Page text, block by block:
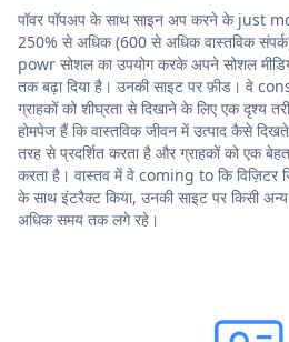
पॉवर पॉपअप के साथ साइन अप करने के just
250% से अधिक (600 से अधिक वास्तविक
powr सोशल का उपयोग करके अपने सोशल
तक बढ़ा दिया है। उनकी साइट पर फ़ीड। वे
ग्राहकों को शीघ्रता से दिखाने के लिए एक दृश्य
होमपेज हैं कि वास्तविक जीवन में उत्पाद कैसे
तरह से प्रदर्शित करता है और ग्राहकों को एक
करता है। वास्तव में वे coming to कि विज़िटर
के साथ इंटरैक्ट किया, उनकी साइट पर किसी
अधिक समय तक लगे रहे।